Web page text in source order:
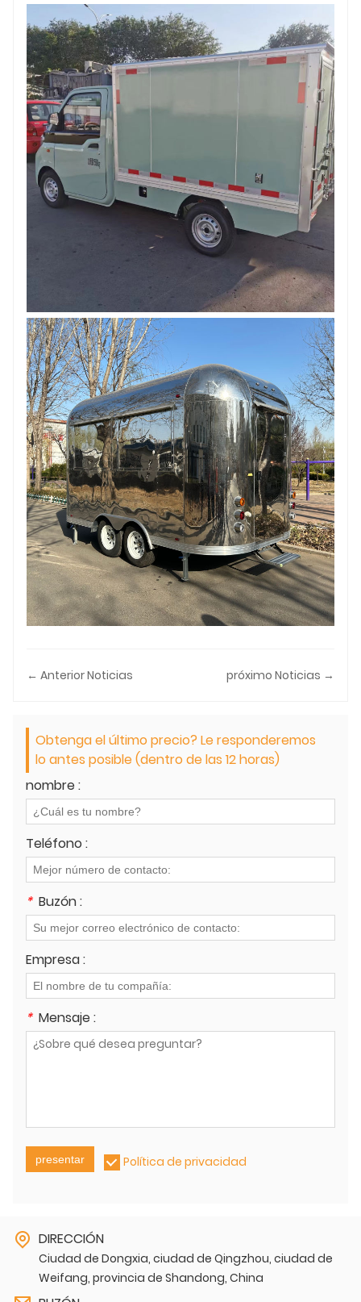
← Anterior Noticias próximo Noticias →
Obtenga el último precio? Le responderemos
lo antes posible (dentro de las 12 horas)
nombre :
Teléfono :
* Buzón :
Empresa :
* Mensaje :
presentar Política de privacidad
DIRECCIÓN
Ciudad de Dongxia, ciudad de Qingzhou, ciudad de
Weifang, provincia de Shandong, China